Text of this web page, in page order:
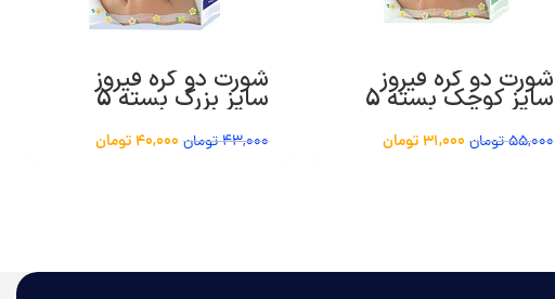
شورت دو گره فیروز
سایز کوچک بسته 5
عددی
55,000تومان 31,000تومان
شورت دو گره فیروز
سایز بزرگ بسته 5
عددی
43,000تومان 40,000تومان